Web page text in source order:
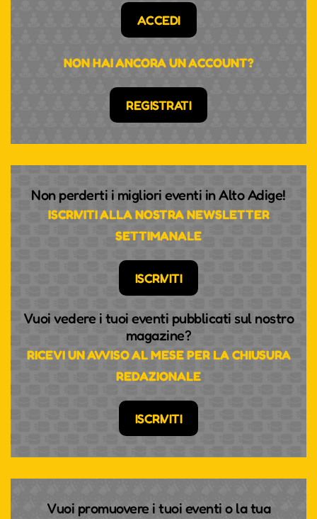
ACCEDI
NON HAI ANCORA UN ACCOUNT?
REGISTRATI
Non perderti i migliori eventi in Alto Adige!
ISCRIVITI ALLA NOSTRA NEWSLETTER
SETTIMANALE
ISCRIVITI
Vuoi vedere i tuoi eventi pubblicati sul nostro
magazine?
RICEVI UN AVVISO AL MESE PER LA CHIUSURA
REDAZIONALE
ISCRIVITI
Vuoi promuovere i tuoi eventi o la tua